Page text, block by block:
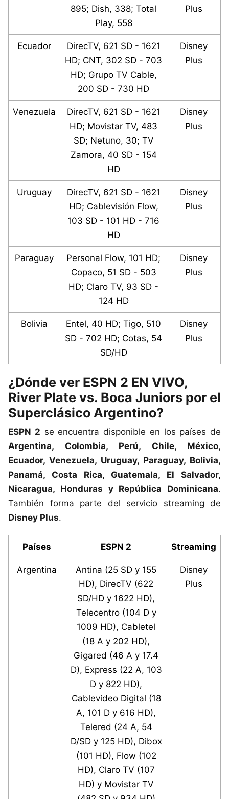
895; Dish, 338; Total
Play, 558
Plus
Ecuador
DirecTV, 621 SD - 1621
HD; CNT, 302 SD - 703
HD; Grupo TV Cable,
200 SD - 730 HD
Disney
Plus
Venezuela
DirecTV, 621 SD - 1621
HD; Movistar TV, 483
SD; Netuno, 30; TV
Zamora, 40 SD - 154
HD
Disney
Plus
Uruguay
DirecTV, 621 SD - 1621
HD; Cablevisión Flow,
103 SD - 101 HD - 716
HD
Disney
Plus
Paraguay
Personal Flow, 101 HD;
Copaco, 51 SD - 503
HD; Claro TV, 93 SD -
124 HD
Disney
Plus
Bolivia
Entel, 40 HD; Tigo, 510
SD - 702 HD; Cotas, 54
SD/HD
Disney
Plus
¿Dónde ver ESPN 2 EN VIVO,
River Plate vs. Boca Juniors por el
Superclásico Argentino?
ESPN 2 se encuentra disponible en los países de
Argentina, Colombia, Perú, Chile, México,
Ecuador, Venezuela, Uruguay, Paraguay, Bolivia,
Panamá, Costa Rica, Guatemala, El Salvador,
Nicaragua, Honduras y República Dominicana.
También forma parte del servicio streaming de
Disney Plus.
Países ESPN 2 Streaming
Argentina
Antina (25 SD y 155
HD), DirecTV (622
SD/HD y 1622 HD),
Telecentro (104 D y
1009 HD), Cabletel
(18 A y 202 HD),
Gigared (46 A y 17.4
D), Express (22 A, 103
D y 822 HD),
Cablevideo Digital (18
A, 101 D y 616 HD),
Telered (24 A, 54
D/SD y 125 HD), Dibox
(101 HD), Flow (102
HD), Claro TV (107
HD) y Movistar TV
Disney
Plus